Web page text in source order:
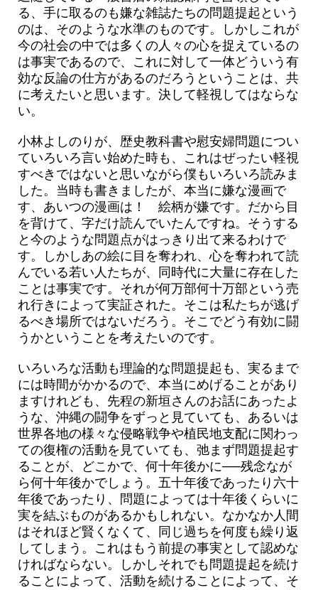
る、手に取るのも嫌な雑誌たちの問題提起という
のは、そのような水準のものです。しかしこれが
今の社会の中では多くの人々の心を捉えているの
は事実であるので、これに対して一体どういう有
効な反論の仕方があるのだろうということは、共
に考えたいと思います。決して軽視してはならな
い。
小林よしのりが、歴史教科書や慰安婦問題につい
ていろいろ言い始めた時も、これはぜったい軽視
すべきではないと思いながら僕もいろいろ読みま
した。当時も書きましたが、本当に嫌な漫画で
す、あいつの漫画は！ 絵柄が嫌です。だから目
を背けて、字だけ読んでいたんですね。そうする
と今のような問題点がはっきり出て来るわけで
す。しかしあの絵に目を奪われ、心を奪われて読
んでいる若い人たちが、同時代に大量に存在した
ことは事実です。それが何万部何十万部という売
れ行きによって実証された。そこは私たちが逃げ
るべき場所ではないだろう。そこでどう有効に闘
うかということを考えたいのです。
いろいろな活動も理論的な問題提起も、実るまで
には時間がかかるので、本当にめげることがあり
ますけれども、先程の新垣さんのお話にあったよ
うな、沖縄の闘争をずっと見ていても、あるいは
世界各地の様々な侵略戦争や植民地支配に関わっ
ての復権の活動を見ていても、弛まず問題提起す
ることが、どこかで、何十年後かに──残念なが
ら何十年後かでしょう。五十年後であったり六十
年後であったり、問題によっては十年後くらいに
実を結ぶものがあるかもしれない。なかなか人間
はそれほど賢くなくて、同じ過ちを何度も繰り返
してしまう。これはもう前提の事実として認めな
ければならない。しかしそれでも問題提起を続け
ることによって、活動を続けることによって、そ